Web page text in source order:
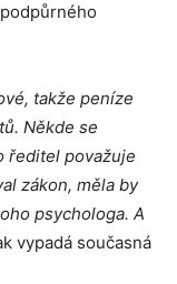
takže peníze
Někde se
ředitel považuje
zákon, měla by
psychologa. A
vypadá současná